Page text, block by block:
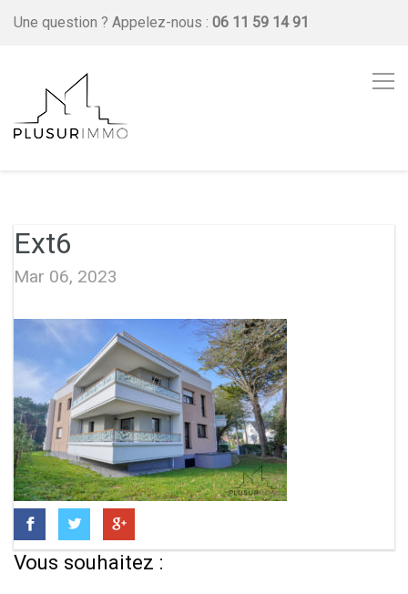
Une question ? Appelez-nous : 06 11 59 14 91
Ext6
Mar 06, 2023
Vous souhaitez :